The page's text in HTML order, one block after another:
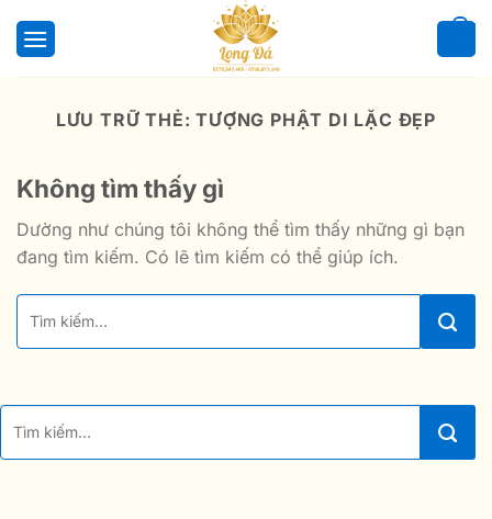
qua
LƯU TRỮ THẺ:TƯỢNG PHẬT DI LẶC ĐẸP
Không tìm thấy gì
Dường như chúng tôi không thể tìm thấy những gì bạn
đang tìm kiếm. Có lẽ tìm kiếm có thể giúp ích.